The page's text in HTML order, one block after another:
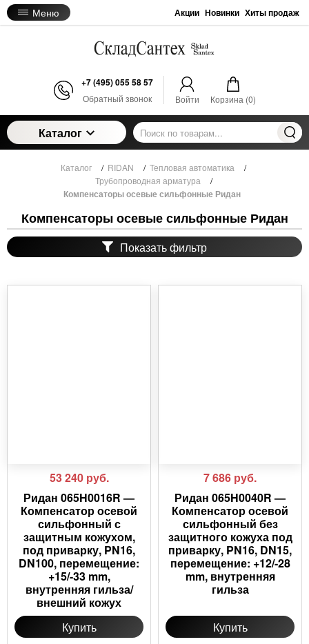
Меню Акции Новинки Хиты продаж
+7 (495) 055 58 57
Обратный звонок Войти Корзина (0)
Каталог
Каталог / RIDAN / Тепловая автоматика
/
Трубопроводная арматура
/
Компенсаторы осевые сильфонные Ридан
Компенсаторы осевые сильфонные Ридан
Показать фильтр
53 240 руб.
Ридан 065H0016R —
Компенсатор осевой
сильфонный с
защитным кожухом,
под приварку, PN16,
DN100, перемещение:
+15/-33 mm,
внутренняя гильза/
внешний кожух
Купить
7 686 руб.
Ридан 065H0040R —
Компенсатор осевой
сильфонный без
защитного кожуха под
приварку, PN16, DN15,
перемещение: +12/-28
mm, внутренняя
гильза
Купить